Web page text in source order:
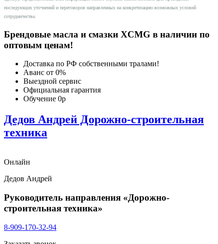
последующих уточнений и переговоров направленных на конкретизацию возможных условий
сотрудничества.
Брендовые масла и смазки XCMG в наличии по
оптовым ценам!
Доставка по РФ собственными тралами!
Аванс от 0%
Выездной сервис
Официальная гарантия
Обучение 0р
Дедов Андрей Дорожно-строительная
техника
Онлайн
Дедов Андрей
Руководитель направления «Дорожно-
строительная техника»
8-909-170-32-94